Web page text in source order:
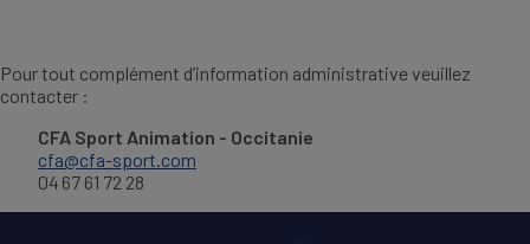
Pour tout complément d’information administrative veuillez
contacter :
CFA Sport Animation - Occitanie
cfa@cfa-sport.com
04 67 61 72 28